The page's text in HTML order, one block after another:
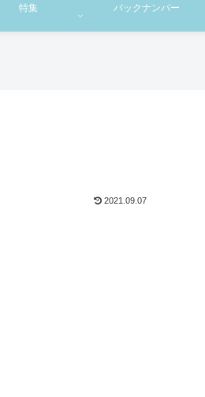
特集 バックナンバー
2021.09.07